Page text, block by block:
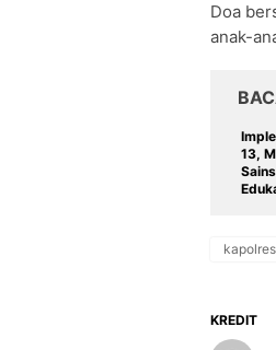
Doa
anak-
13,
KREDIT